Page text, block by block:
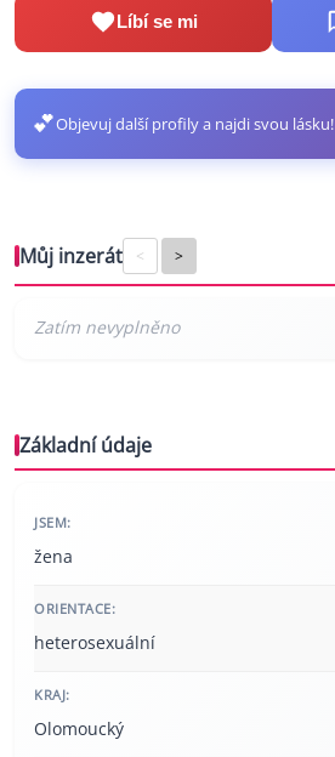
Líbí se mi
💕Objevuj další profily a najdi svou lásku!
Můj inzerát < >
Základní údaje
JSEM:
žena
ORIENTACE:
heterosexuální
KRAJ:
Olomoucký